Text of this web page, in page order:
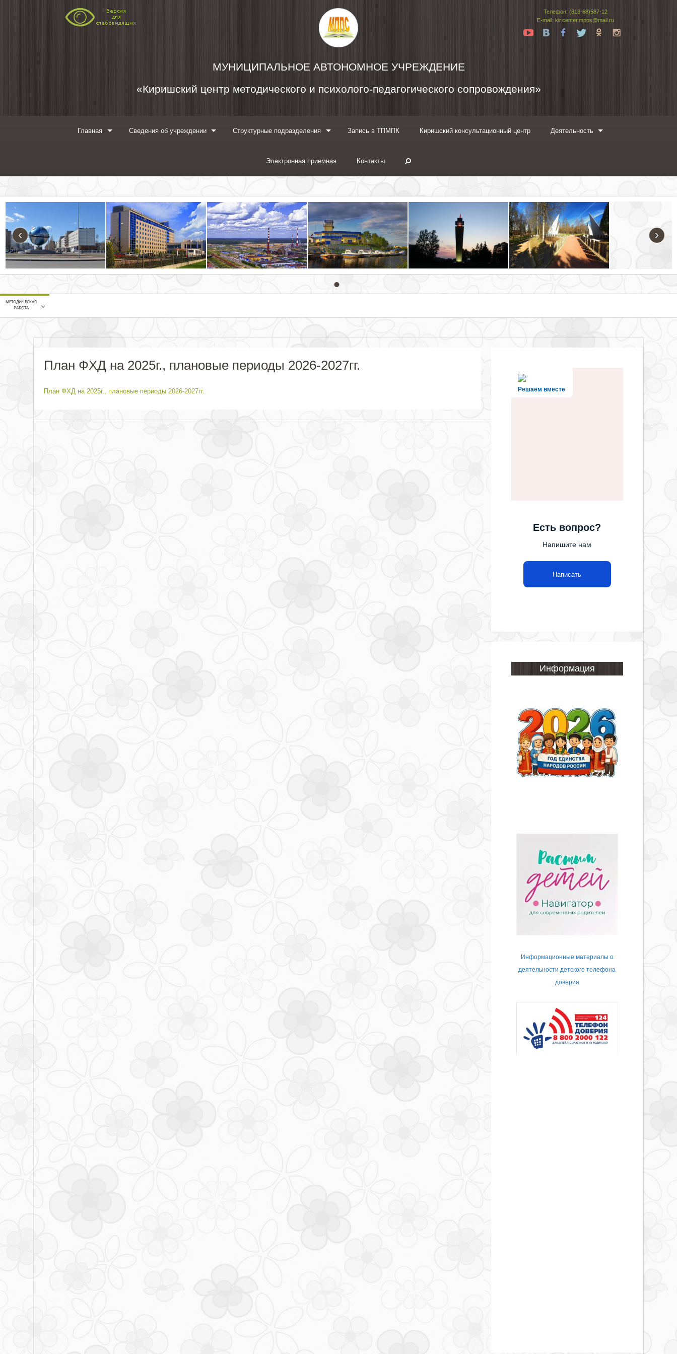
Телефон: (813-68)587-12
E-mail: kir.center.mpps@mail.ru
Yt
Tw
МУНИЦИПАЛЬНОЕ АВТОНОМНОЕ УЧРЕЖДЕНИЕ
«Киришский центр методического и психолого-педагогического сопровождения»
Главная Сведения об учреждении Структурные подразделения Запись в ТПМПК Киришский консультационный центр Деятельность
Электронная приемная Контакты
‹ ›
МЕТОДИЧЕСКАЯ
РАБОТА
План ФХД на 2025г., плановые периоды 2026-2027гг.
План ФХД на 2025г., плановые периоды 2026-2027гг. Решаем вместе
Есть вопрос?
Напишите нам
Написать
Информация
Информационные материалы о
деятельности детского телефона
доверия